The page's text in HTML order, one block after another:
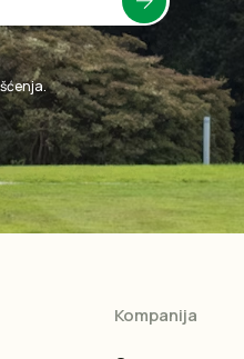
Kompanija